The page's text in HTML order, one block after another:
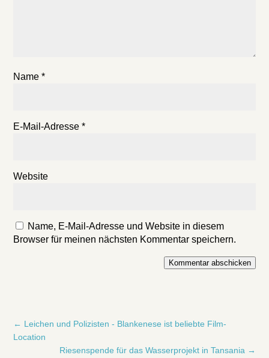
Name*
E-Mail-Adresse*
Website
Name, E-Mail-Adresse und Website in diesem
Browser für meinen nächsten Kommentar speichern.
Kommentar abschicken
← Leichen und Polizisten - Blankenese ist beliebte Film-
Location
Riesenspende für das Wasserprojekt in Tansania →